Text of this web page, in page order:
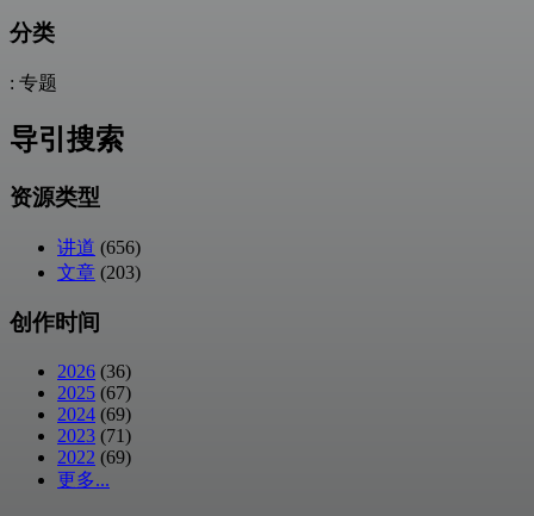
分类
: 专题
导引搜索
资源类型
讲道 (656)
文章 (203)
创作时间
2026 (36)
2025 (67)
2024 (69)
2023 (71)
2022 (69)
更多...